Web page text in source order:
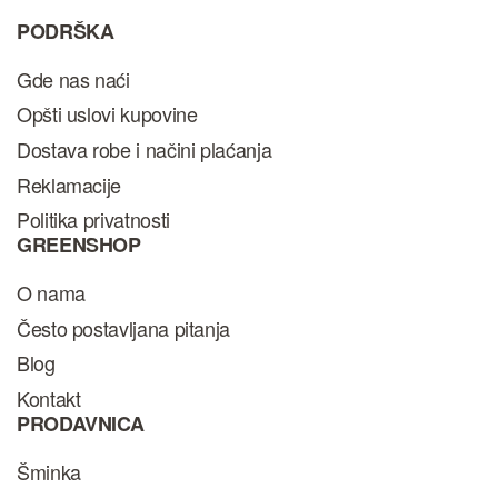
PODRŠKA
Gde nas naći
Opšti uslovi kupovine
Dostava robe i načini plaćanja
Reklamacije
Politika privatnosti
GREENSHOP
O nama
Često postavljana pitanja
Blog
Kontakt
PRODAVNICA
Šminka